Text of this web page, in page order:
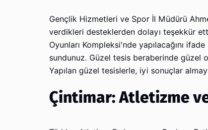
​​​​​​​Gençlik Hizmetleri ve Spor İl Müdürü
verdikleri desteklerden dolayı teşekkür
Oyunları Kompleksi'nde yapılacağını
sundunuz. Güzel tesis beraberinde güzel
Yapılan güzel tesislerle, iyi sonuçlar
Çintimar: Atletizme